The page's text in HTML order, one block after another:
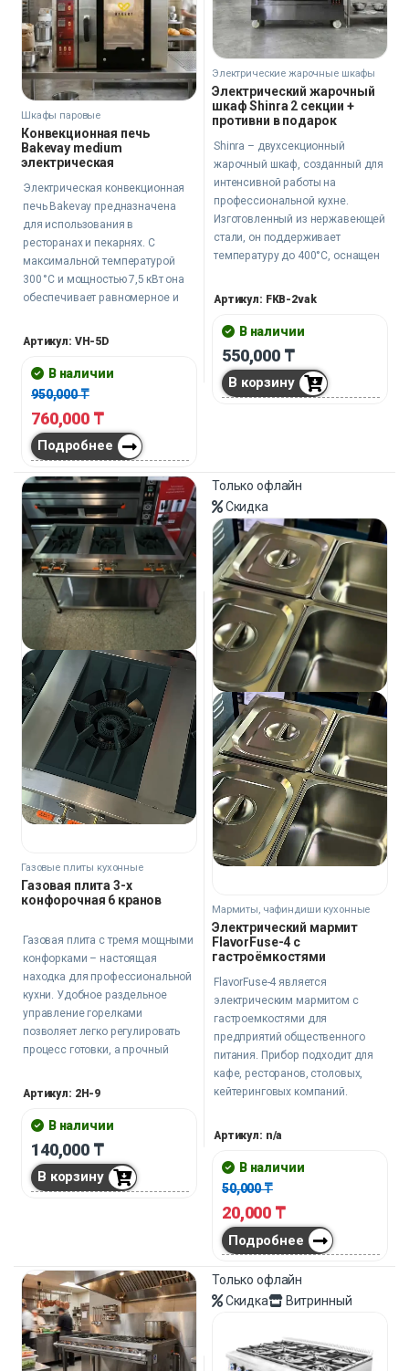
Шкафы паровые
Конвекционная печь
Bakevay medium
электрическая
Электрическая конвекционная
печь Bakevay предназначена
для использования в
ресторанах и пекарнях. С
максимальной температурой
300 °C и мощностью 7,5 кВт она
обеспечивает равномерное и
готовить несколько блюд
одновременно, что значительно
повышает производительность и
а также позволяет экономить
время и энергию при больших
объемах приготовления.
Артикул: VH-5D
В наличии
950,000₸
760,000 ₸
Подробнее
Электрические жарочные шкафы
Электрический жарочный
шкаф Shinra 2 секции +
противни в подарок
Shinra – двухсекционный
жарочный шкаф, созданный для
интенсивной работы на
профессиональной кухне.
Изготовленный из нержавеющей
стали, он поддерживает
температуру до 400°С, оснащен
удобства контроля. При
мощности 13 кВт и защите IPx4
этот шкаф станет надежным
инструментом для
приготовления идеальных блюд
в ресторанах, кафе и пекарнях.
Противни в комплекте.
Артикул: FKB-2vak
В наличии
550,000 ₸
В корзину
Газовые плиты кухонные
Газовая плита 3-х
конфорочная 6 кранов
Газовая плита с тремя мощными
конфорками – настоящая
находка для профессиональной
кухни. Удобное раздельное
управление горелками
позволяет легко регулировать
процесс готовки, а прочный
добавляют практичности.
Артикул: 2H-9
В наличии
140,000 ₸
В корзину
Только офлайн
Скидка
Мармиты, чафиндиши кухонные
Электрический мармит
FlavorFuse-4 с
гастроёмкостями
FlavorFuse-4 является
электрическим мармитом с
гастроемкостями для
предприятий общественного
питания. Прибор подходит для
кафе, ресторанов, столовых,
кейтеринговых компаний.
Артикул: n/a
В наличии
50,000₸
20,000 ₸
Подробнее
Только офлайн
Скидка
Витринный